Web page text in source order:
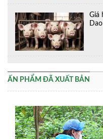
Giá
ẤN PHẨM ĐÃ XUẤT BẢN